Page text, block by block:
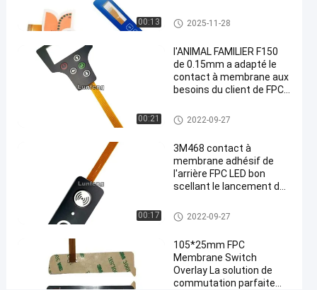
membrane
de FPC
2022-
09-27
points
de vue
#
Commutateur
commutateur
tactile
adhésif de
métal de 3M
467
#
00:13
numérique d'EBG180
Digital
Contact à membrane de FPC
2025-11-28
00:21
l'ANIMAL FAMILIER F150
de 0.15mm a adapté le
contact à membrane aux
besoins du client de FPC
1.0mm Zif
Contact à membrane de FPC
2022-09-27
00:17
3M468 contact à
membrane adhésif de
l'arrière FPC LED bon
scellant le lancement de
Contact à membrane de FPC
2022-09-27
105*25mm FPC
Membrane Switch
Overlay La solution de
commutation parfaite